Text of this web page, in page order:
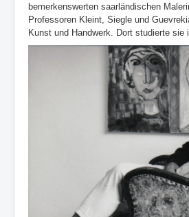
bemerkenswerten saarländischen
Professoren Kleint, Siegle und
Kunst und Handwerk. Dort studierte sie